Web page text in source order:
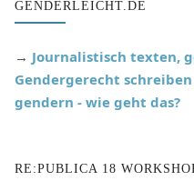
GENDERLEICHT.DE
→ Journalistisch texten,
Gendergerecht
gendern - wie geht das?
RE:PUBLICA 18